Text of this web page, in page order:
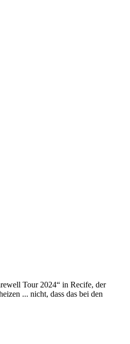
Tour 2024“ in Recife, der
... nicht, dass das bei den